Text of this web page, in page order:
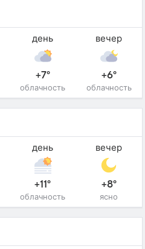
день
+7°
облачность
вечер
+6°
облачность
день
+11°
облачность
вечер
+8°
ясно